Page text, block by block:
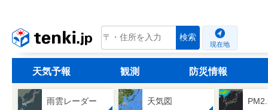
tenki.jp 検索
現在地
天気予報 観測 防災情報
雨雲レーダー 天気図